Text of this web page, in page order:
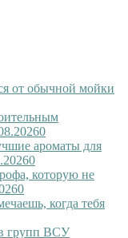
от обычной мойки
0
ароматы для
0
которую не
0
когда тебя
групп ВСУ